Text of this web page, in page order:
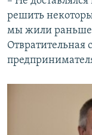
решить
мы жили раньше
Отвратительная